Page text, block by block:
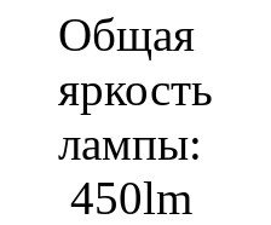
Общая
яркость
лампы:
450lm